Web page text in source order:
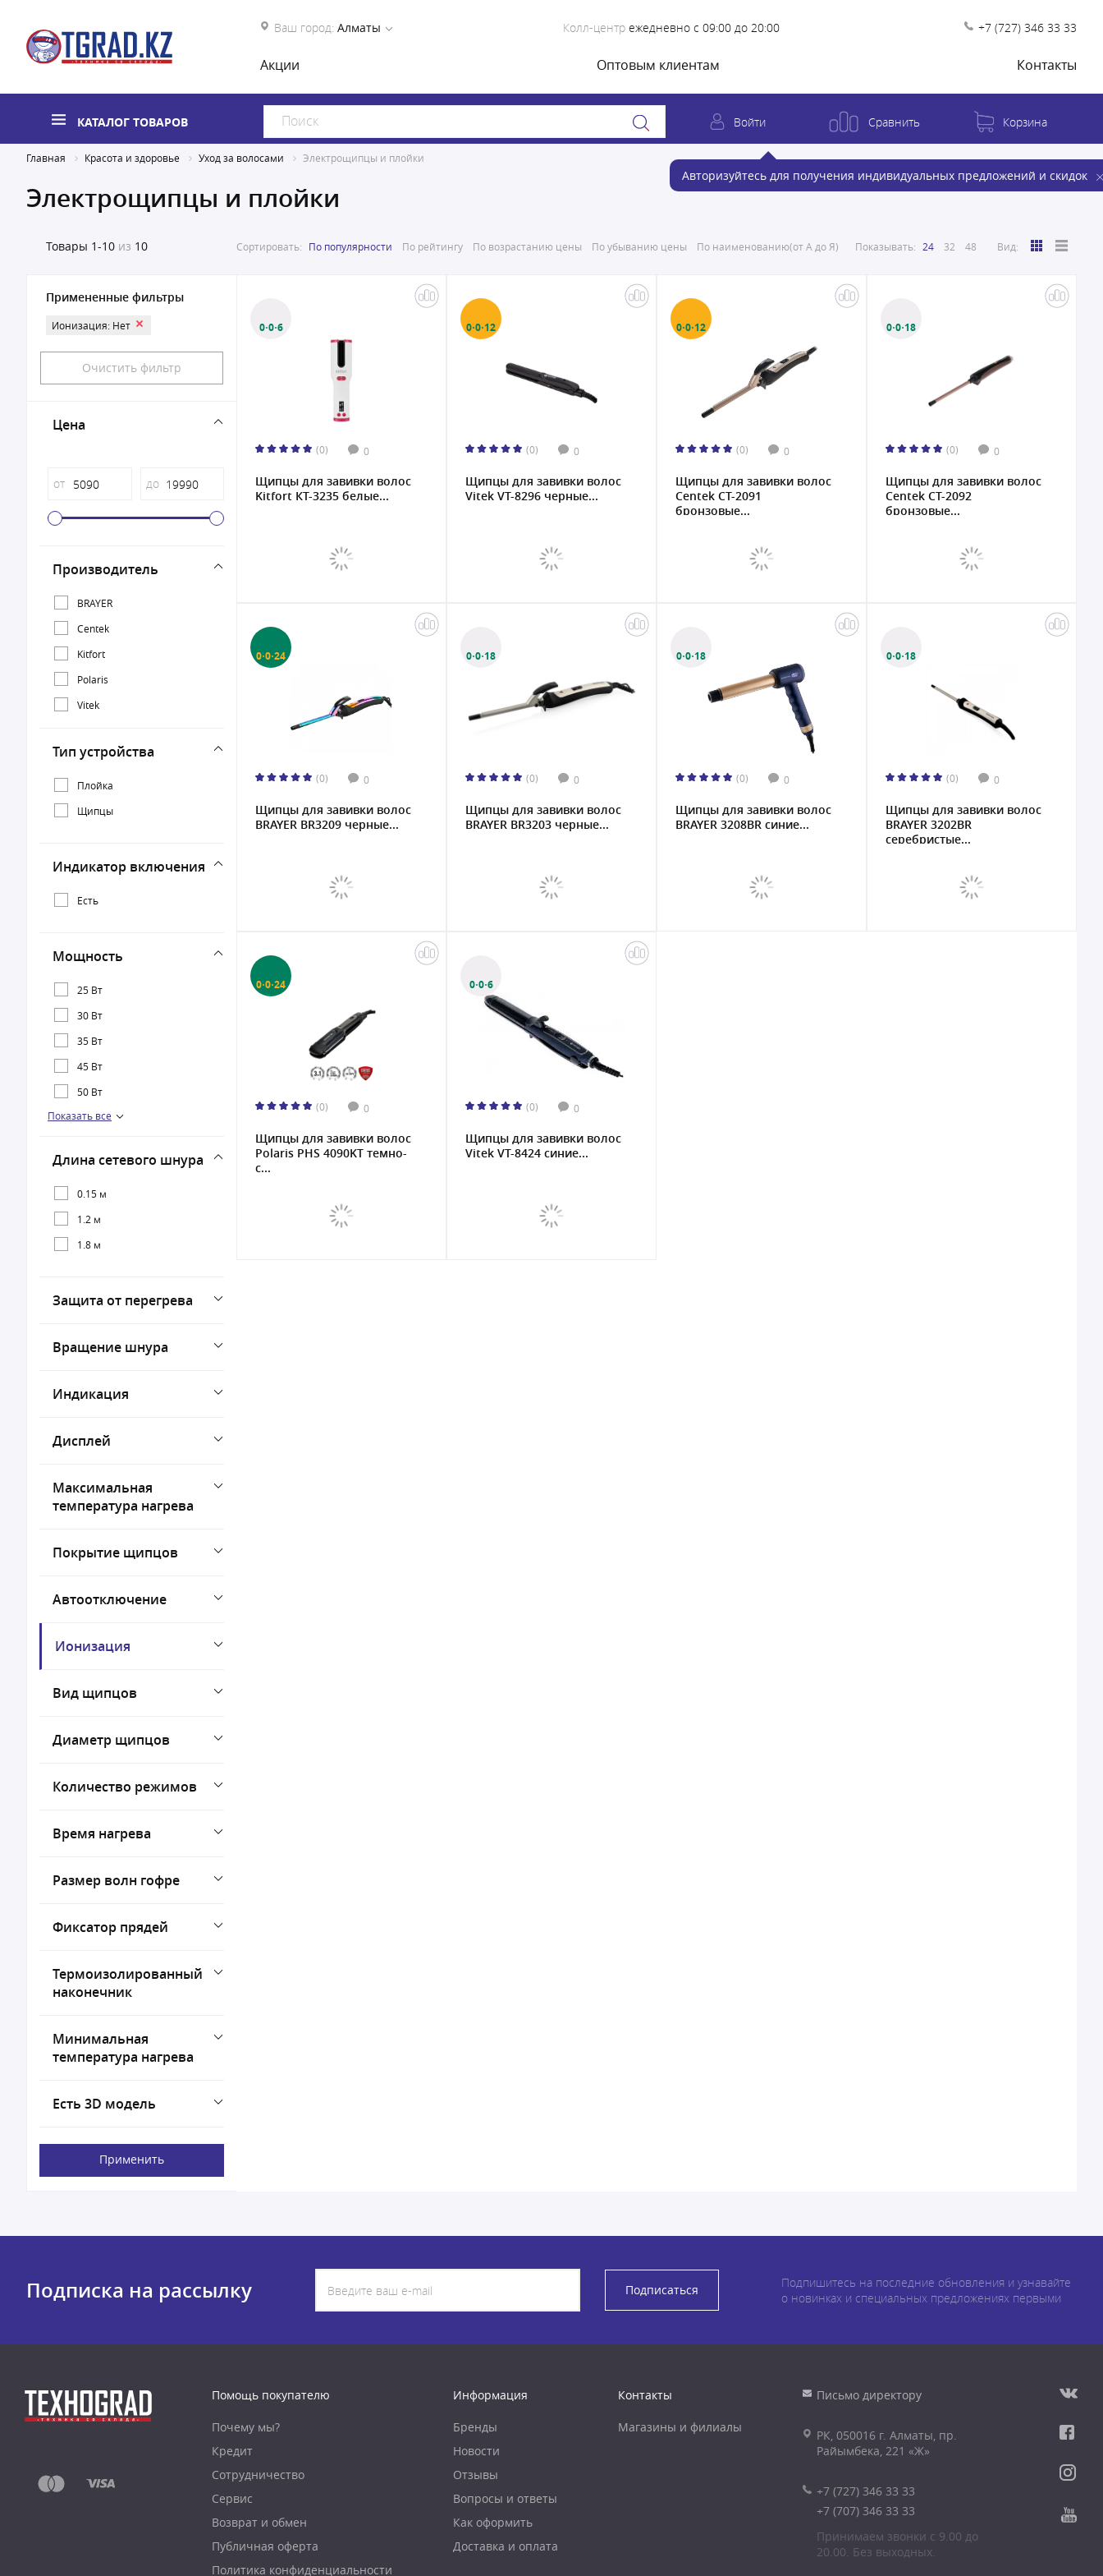
Ваш город: Алматы Колл-центр ежедневно с 09:00 до 20:00 +7 (727) 346 33 33
Акции Оптовым клиентам Контакты
КАТАЛОГ ТОВАРОВ Войти
Авторизуйтесь для получения индивидуальных предложений и скидок
Сравнить Корзина
Главная Красота и здоровье Уход за волосами Электрощипцы и плойки
Электрощипцы и плойки
Товары 1-10 из 10 Сортировать: По популярности По рейтингу По возрастанию цены По убыванию цены По наименованию(от А до Я) Показывать: 24 32 48 Вид:
Примененные фильтры
Ионизация: Нет
Очистить фильтр
Цена
от до
Производитель
BRAYER
Centek
Kitfort
Polaris
Vitek
Тип устройства
Плойка
Щипцы
Индикатор включения
Есть
Мощность
25 Вт
30 Вт
35 Вт
45 Вт
50 Вт
55 Вт
Показать все
Длина сетевого шнура
0.15 м
1.2 м
1.8 м
Защита от перегрева
Вращение шнура
Индикация
Дисплей
Максимальная
температура нагрева
Покрытие щипцов
Автоотключение
Ионизация
Вид щипцов
Диаметр щипцов
Количество режимов
Время нагрева
Размер волн гофре
Фиксатор прядей
Термоизолированный
наконечник
Минимальная
температура нагрева
Есть 3D модель
Применить
0·0·6
(0) 0
Щипцы для завивки волос
Kitfort КТ-3235 белые...
0·0·12
(0) 0
Щипцы для завивки волос
Vitek VT-8296 черные...
0·0·12
(0) 0
Щипцы для завивки волос
Centek CT-2091
бронзовые...
0·0·18
(0) 0
Щипцы для завивки волос
Centek CT-2092
бронзовые...
0·0·24
(0) 0
Щипцы для завивки волос
BRAYER BR3209 черные...
0·0·18
(0) 0
Щипцы для завивки волос
BRAYER BR3203 черные...
0·0·18
(0) 0
Щипцы для завивки волос
BRAYER 3208BR синие...
0·0·18
(0) 0
Щипцы для завивки волос
BRAYER 3202BR
серебристые...
0·0·24
(0) 0
Щипцы для завивки волос
Polaris PHS 4090KT темно-
с...
0·0·6
(0) 0
Щипцы для завивки волос
Vitek VT-8424 синие...
Подписка на рассылку Подписаться
Подпишитесь на последние обновления и узнавайте
о новинках и специальных предложениях первыми
Помощь покупателю
Почему мы?
Кредит
Сотрудничество
Сервис
Возврат и обмен
Публичная оферта
Политика конфиденциальности
Информация
Бренды
Новости
Отзывы
Вопросы и ответы
Как оформить
Доставка и оплата
Контакты
Магазины и филиалы
Письмо директору
РК, 050016 г. Алматы, пр.
Райымбека, 221 «Ж»
+7 (727) 346 33 33
+7 (707) 346 33 33
Принимаем звонки с 9.00 до
20.00. Без выходных.